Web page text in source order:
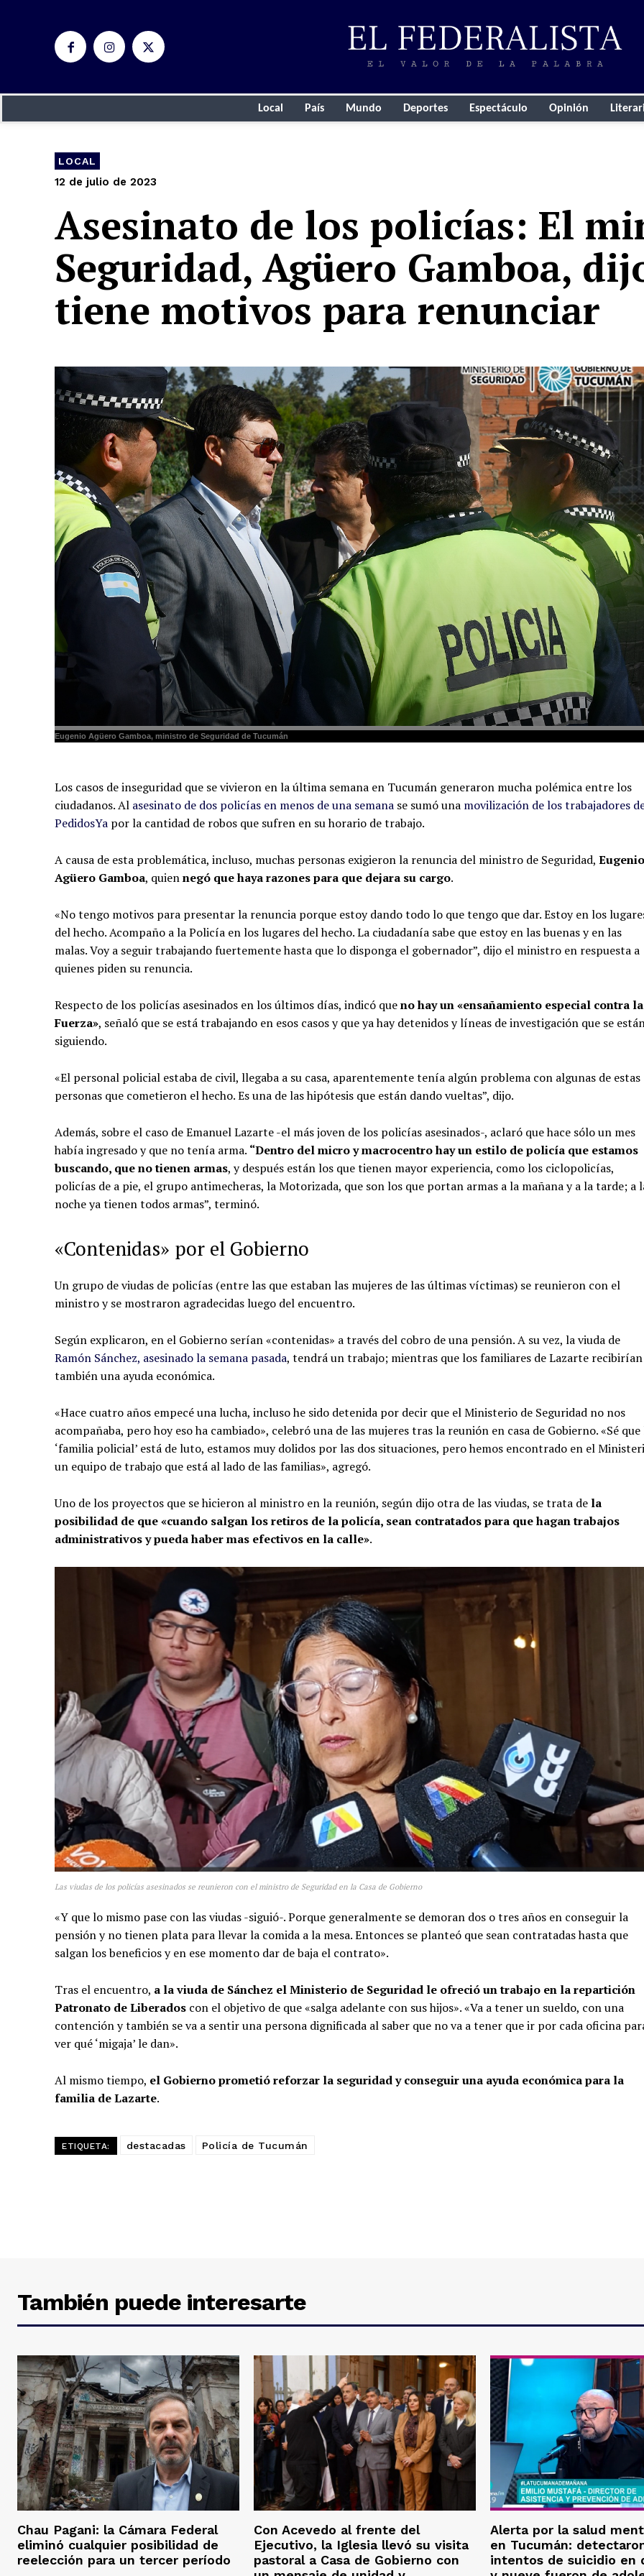
Local País Mundo Deportes Espectáculo Opinión
LOCAL
12 de julio de 2023
Asesinato de los policías: El
Seguridad, Agüero Gamboa,
tiene motivos para renunciar
Eugenio Agüero Gamboa, ministro de Seguridad de Tucumán
Los casos de inseguridad que se vivieron en la última semana en Tucumán generaron mucha polémica entre los
ciudadanos. Al asesinato de dos policías en menos de una semana se sumó una movilización de los trabajadores
PedidosYa por la cantidad de robos que sufren en su horario de trabajo.
A causa de esta problemática, incluso, muchas personas exigieron la renuncia del ministro de Seguridad, Eugenio
Agüero Gamboa, quiennegó que haya razones para que dejara su cargo.
«No tengo motivos para presentar la renuncia porque estoy dando todo lo que tengo que dar. Estoy en los
del hecho. Acompaño a la Policía en los lugares del hecho. La ciudadanía sabe que estoy en las buenas y en las
malas. Voy a seguir trabajando fuertemente hasta que lo disponga el gobernador”, dijo el ministro en respuesta a
quienes piden su renuncia.
Respecto de los policías asesinados en los últimos días, indicó queno hay un «ensañamiento especial contra la
Fuerza», señaló que se está trabajando en esos casos y que ya hay detenidos y líneas de investigación que se
siguiendo.
«El personal policial estaba de civil, llegaba a su casa, aparentemente tenía algún problema con algunas de estas
personas que cometieron el hecho. Es una de las hipótesis que están dando vueltas”, dijo.
Además, sobre el caso de Emanuel Lazarte -el más joven de los policías asesinados-, aclaró que hace sólo un mes
había ingresado y que no tenía arma. “Dentro del micro y macrocentro hay un estilo de policía que estamos
buscando, que no tienen armas, y después están los que tienen mayor experiencia, como los ciclopolicías,
policías de a pie, el grupo antimecheras, la Motorizada, que son los que portan armas a la mañana y a la tarde; a
noche ya tienen todos armas”, terminó.
«Contenidas» por el Gobierno
Un grupo de viudas de policías (entre las que estaban las mujeres de las últimas víctimas) se reunieron con el
ministro y se mostraron agradecidas luego del encuentro.
Según explicaron, en el Gobierno serían «contenidas» a través del cobro de una pensión. A su vez, la viuda de
Ramón Sánchez, asesinado la semana pasada, tendrá un trabajo; mientras que los familiares de Lazarte recibirían
también una ayuda económica.
«Hace cuatro años empecé una lucha, incluso he sido detenida por decir que el Ministerio de Seguridad no nos
acompañaba, pero hoy eso ha cambiado», celebró una de las mujeres tras la reunión en casa de Gobierno. «Sé que
‘familia policial’ está de luto, estamos muy dolidos por las dos situaciones, pero hemos encontrado en el
un equipo de trabajo que está al lado de las familias», agregó.
Uno de los proyectos que se hicieron al ministro en la reunión, según dijo otra de las viudas, se trata de la
posibilidad de que «cuando salgan los retiros de la policía, sean contratados para que hagan trabajos
administrativos y pueda haber mas efectivos en la calle».
Las viudas de los policías asesinados se reunieron con el ministro de Seguridad en la Casa de Gobierno
«Y que lo mismo pase con las viudas -siguió-. Porque generalmente se demoran dos o tres años en conseguir la
pensión y no tienen plata para llevar la comida a la mesa. Entonces se planteó que sean contratadas hasta que
salgan los beneficios y en ese momento dar de baja el contrato».
Tras el encuentro, a la viuda de Sánchez el Ministerio de Seguridad le ofreció un trabajo en la repartición
Patronato de Liberados con el objetivo de que «salga adelante con sus hijos». «Va a tener un sueldo, con una
contención y también se va a sentir una persona dignificada al saber que no va a tener que ir por cada oficina
ver qué ‘migaja’ le dan».
Al mismo tiempo, el Gobierno prometió reforzar la seguridad y conseguir una ayuda económica para la
familia de Lazarte.
ETIQUETA: destacadas Policía de Tucumán
También puede interesarte
Chau Pagani: la Cámara Federal
eliminó cualquier posibilidad de
reelección para un tercer período
Con Acevedo al frente del
Ejecutivo, la Iglesia llevó su visita
pastoral a Casa de Gobierno con
Alerta por la salud
en Tucumán:
intentos de suicidio en